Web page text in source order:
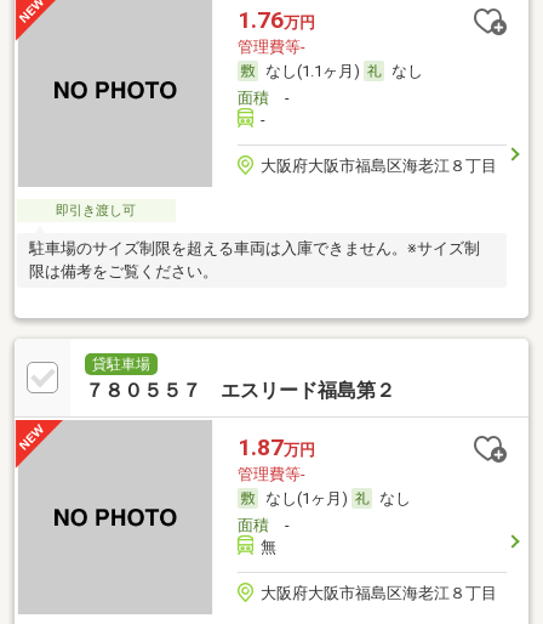
1.76万円
管理費等-
なし(1.1ヶ月)
なし
面積-
-
大阪府大阪市福島区海老江８丁目
即引き渡し可
駐車場のサイズ制限を超える車両は入庫できません。※サイズ制
限は備考をご覧ください。
貸駐車場
７８０５５７ エスリード福島第２
1.87万円
管理費等-
なし(1ヶ月)
なし
面積-
無
大阪府大阪市福島区海老江８丁目